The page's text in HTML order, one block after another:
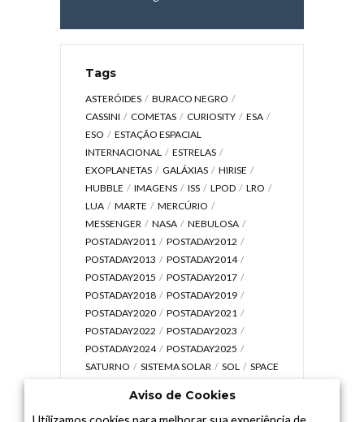
Tags
ASTERÓIDES
BURACO NEGRO
CASSINI
COMETAS CURIOSITY
ESA
ESO
ESTAÇÃO ESPACIAL
INTERNACIONAL
ESTRELAS
EXOPLANETAS
GALÁXIAS
HIRISE
HUBBLE
IMAGENS ISS LPOD
LRO
LUA
MARTE
MERCÚRIO
MESSENGER
NASA
NEBULOSA
POSTADAY2011
POSTADAY2012
POSTADAY2013
POSTADAY2014
POSTADAY2015
POSTADAY2017
POSTADAY2018
POSTADAY2019
POSTADAY2020
POSTADAY2021
POSTADAY2022
POSTADAY2023
POSTADAY2024
POSTADAY2025
SATURNO
SISTEMA SOLAR SOL
SPACE
UNIVERSO
VÍDEO
Aviso de Cookies